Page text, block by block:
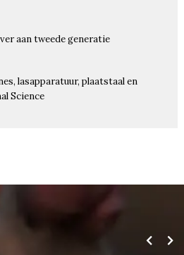
aan tweede generatie
lasapparatuur, plaatstaal en
Science